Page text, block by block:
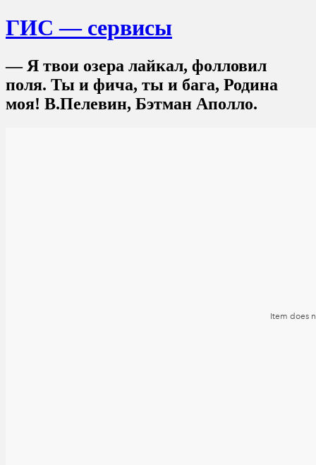
ГИС — сервисы
— Я твои озера лайкал, фолловил
поля. Ты и фича, ты и бага, Родина
моя! В.Пелевин, Бэтман Аполло.